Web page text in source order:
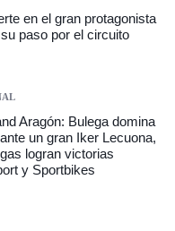
en el gran protagonista
paso por el circuito
Aragón: Bulega domina
un gran Iker Lecuona,
logran victorias
y Sportbikes